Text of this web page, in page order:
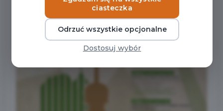
ciasteczka
Odrzuć wszystkie opcjonalne
Dostosuj wybór